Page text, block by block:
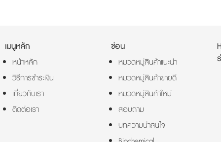
เมนูหลัก
หน้าหลัก
วิธีการชำระเงิน
เกี่ยวกับเรา
ติดต่อเรา
ซ่อน
หมวดหมู่สินค้าแนะนำ
หมวดหมู่สินค้าขายดี
หมวดหมู่สินค้าใหม่
สอบถาม
บทความน่าสนใจ